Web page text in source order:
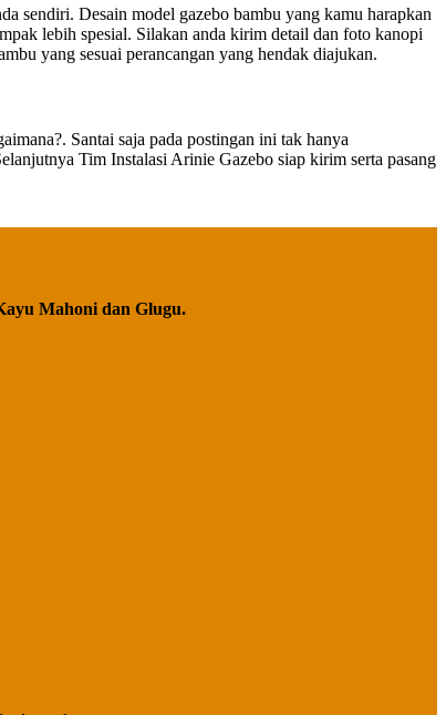
sendiri. Desain model gazebo bambu yang kamu harapkan
lebih spesial. Silakan anda kirim detail dan foto kanopi
yang sesuai perancangan yang hendak diajukan.
Santai saja pada postingan ini tak hanya
Tim Instalasi Arinie Gazebo siap kirim serta pasang
Mahoni dan Glugu.